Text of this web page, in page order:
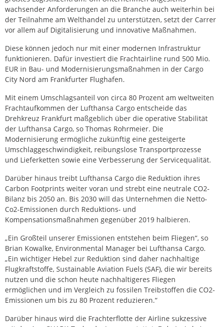
wachsender Anforderungen an die Branche auch weiterhin bei
der Teilnahme am Welthandel zu unterstützen, setzt der Carrer
vor allem auf Digitalisierung und innovative Maßnahmen.
Diese können jedoch nur mit einer modernen Infrastruktur
funktionieren. Dafür investiert die Frachtairline rund 500 Mio.
EUR in Bau- und Modernisierungsmaßnahmen in der Cargo
City Nord am Frankfurter Flughafen.
Mit einem Umschlagsanteil von circa 80 Prozent am weltweiten
Frachtaufkommen der Lufthansa Cargo entscheide das
Drehkreuz Frankfurt maßgeblich über die operative Stabilität
der Lufthansa Cargo, so Thomas Rohrmeier. Die
Modernisierung ermögliche zukünftig eine gesteigerte
Umschlaggeschwindigkeit, reibungslose Transportprozesse
und Lieferketten sowie eine Verbesserung der Servicequalität.
Darüber hinaus treibt Lufthansa Cargo die Reduktion ihres
Carbon Footprints weiter voran und strebt eine neutrale CO2-
Bilanz bis 2050 an. Bis 2030 will das Unternehmen die Netto-
Co2-Emissionen durch Reduktions- und
Kompensationsmaßnahmen gegenüber 2019 halbieren.
„Ein Großteil unserer Emissionen entstehen beim Fliegen“, so
Brian Kowalke, Environmental Manager bei Lufthansa Cargo.
„Ein wichtiger Hebel zur Reduktion sind daher nachhaltige
Flugkraftstoffe, Sustainable Aviation Fuels (SAF), die wir bereits
nutzen und die schon heute nachhaltigeres Fliegen
ermöglichen und im Vergleich zu fossilen Treibstoffen die CO2-
Emissionen um bis zu 80 Prozent reduzieren.“
Darüber hinaus wird die Frachterflotte der Airline sukzessive